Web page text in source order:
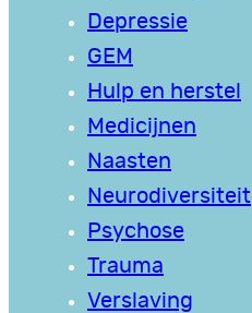
Depressie
GEM
Hulp en herstel
Medicijnen
Naasten
Neurodiversiteit
Psychose
Trauma
Verslaving